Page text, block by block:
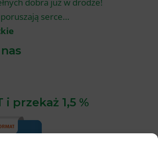
poruszają serce…
i przekaż 1,5 %